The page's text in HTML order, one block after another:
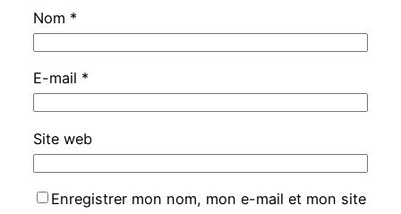
Nom *
E-mail *
Site web
Enregistrer mon nom, mon e-mail et mon site